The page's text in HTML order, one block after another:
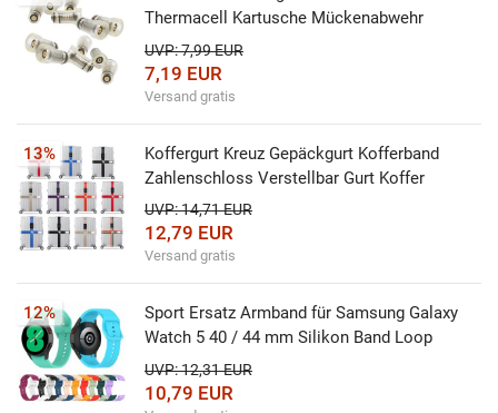
Thermacell Kartusche Mückenabwehr
UVP: 7,99 EUR
7,19 EUR
Versand gratis
Koffergurt Kreuz Gepäckgurt Kofferband
Zahlenschloss Verstellbar Gurt Koffer
UVP: 14,71 EUR
12,79 EUR
Versand gratis
13%
Sport Ersatz Armband für Samsung Galaxy
Watch 5 40 / 44 mm Silikon Band Loop
UVP: 12,31 EUR
10,79 EUR
12%